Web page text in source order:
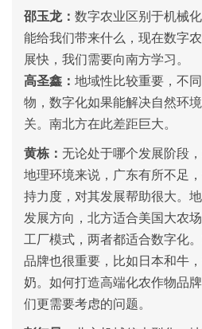
邵玉龙： 数字农业区别于机械
能给我们带来什么，现在数字
展快，我们需要向南方学习。
高圣鑫： 地域性比较重要，不
物，数字化如果能解决自然环
关。南北方在此差距巨大。
黄栋： 无论处于哪个发展阶段
地理环境来说，广东有所不足
持力度，对其发展帮助很大。
发展方向，北方适合美国大农
工厂模式，两者都适合数字化
品牌也很重要，比如日本和牛
奶。如何打造高端化农作物品
们更需要考虑的问题。